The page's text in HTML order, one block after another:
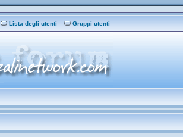
Lista degli utenti Gruppi utenti